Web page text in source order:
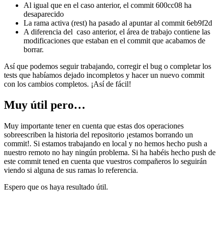
Al igual que en el caso anterior, el commit 600cc08 ha
desaparecido
La rama activa (rest) ha pasado al apuntar al commit 6eb9f2d
A diferencia del caso anterior, el área de trabajo contiene las
modificaciones que estaban en el commit que acabamos de
borrar.
Así que podemos seguir trabajando, corregir el bug o completar los
tests que habíamos dejado incompletos y hacer un nuevo commit
con los cambios completos. ¡Así de fácil!
Muy útil pero…
Muy importante tener en cuenta que estas dos operaciones
sobreescriben la historia del repositorio ¡estamos borrando un
commit!. Si estamos trabajando en local y no hemos hecho push a
nuestro remoto no hay ningún problema. Si ha habéis hecho push de
este commit tened en cuenta que vuestros compañeros lo seguirán
viendo si alguna de sus ramas lo referencia.
Espero que os haya resultado útil.